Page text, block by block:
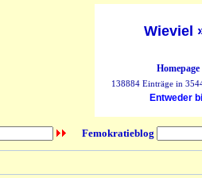
Wieviel
Homepage
138884 Einträge in
Entweder
Femokratieblog